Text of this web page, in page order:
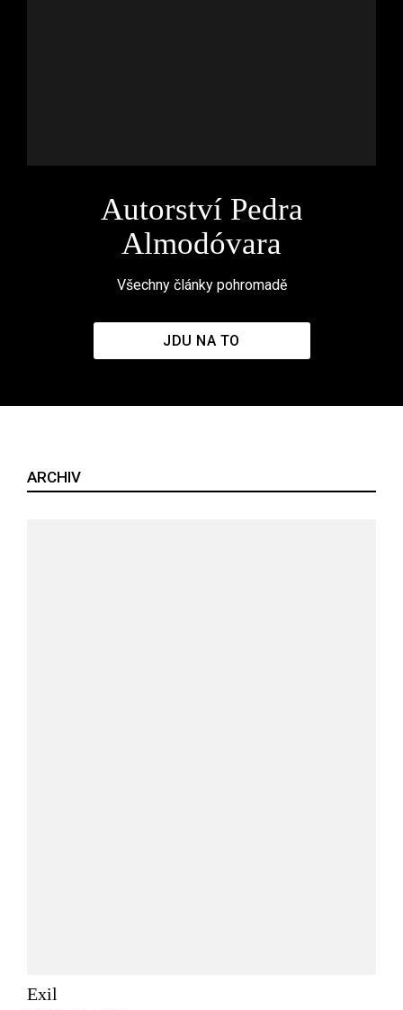
Autorství Pedra
Almodóvara
Všechny články pohromadě
JDU NA TO
ARCHIV
Exil